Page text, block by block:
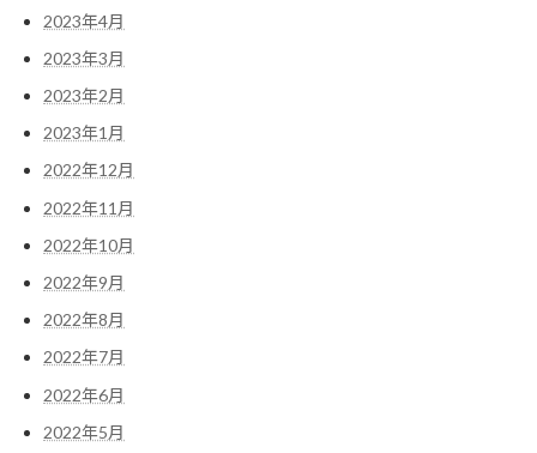
2023年4月
2023年3月
2023年2月
2023年1月
2022年12月
2022年11月
2022年10月
2022年9月
2022年8月
2022年7月
2022年6月
2022年5月